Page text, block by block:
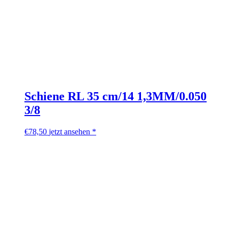
Schiene RL 35 cm/14 1,3MM/0.050
3/8
€78,50 jetzt ansehen *